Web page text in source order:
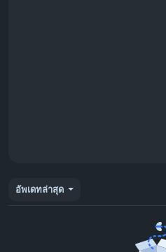
อัพเดทล่าสุด